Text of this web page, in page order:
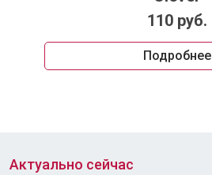
110 руб.
Подробнее
Актуально сейчас